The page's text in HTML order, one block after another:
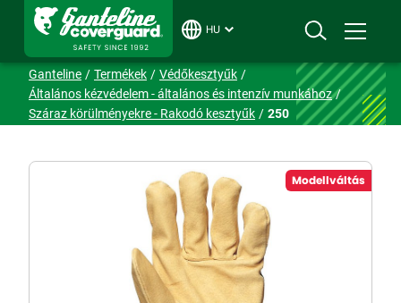
HU
Ganteline Termékek
Védőkesztyűk
Általános kézvédelem - általános és intenzív munkához
Száraz körülményekre - Rakodó kesztyűk
250
Modellváltás